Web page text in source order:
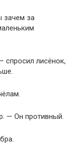
зачем за
спросил лисёнок,
— Он противный.